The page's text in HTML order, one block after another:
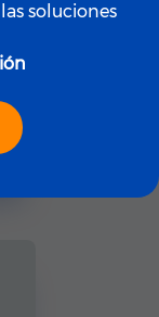
soluciones